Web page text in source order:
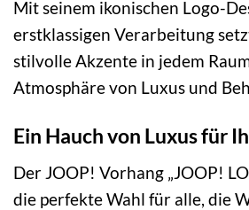
Mit seinem ikonischen Logo-
erstklassigen Verarbeitung
stilvolle Akzente in jedem
Atmosphäre von Luxus und
Ein Hauch von Luxus für
Der JOOP! Vorhang „JOOP!
die perfekte Wahl für alle, die